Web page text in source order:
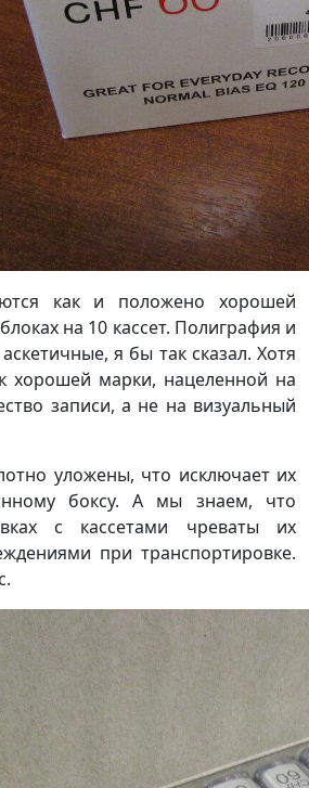
как и положено хорошей
на 10 кассет. Полиграфия и
я бы так сказал. Хотя
хорошей марки, нацеленной на
записи, а не на визуальный
уложены, что исключает их
боксу. А мы знаем, что
с кассетами чреваты их
при транспортировке.